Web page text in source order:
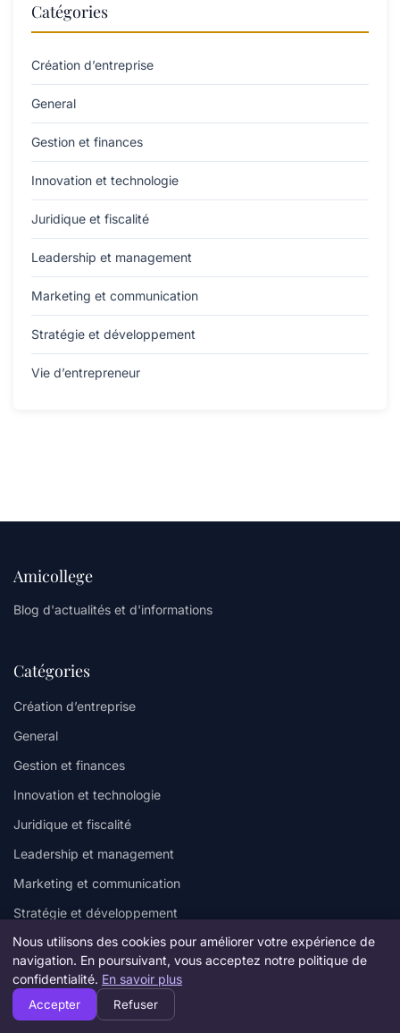
Catégories
Création d’entreprise
General
Gestion et finances
Innovation et technologie
Juridique et fiscalité
Leadership et management
Marketing et communication
Stratégie et développement
Vie d’entrepreneur
Amicollege
Blog d'actualités et d'informations
Catégories
Création d’entreprise
General
Gestion et finances
Innovation et technologie
Juridique et fiscalité
Leadership et management
Marketing et communication
Stratégie et développement
Vie d’entrepreneur
Liens utiles
Nous utilisons des cookies pour améliorer votre expérience de
navigation. En poursuivant, vous acceptez notre politique de
confidentialité. En savoir plus
Accepter Refuser